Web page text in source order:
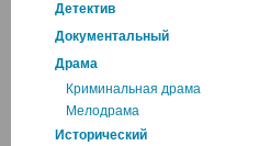
Детектив
Документальный
Драма
Криминальная драма
Мелодрама
Исторический